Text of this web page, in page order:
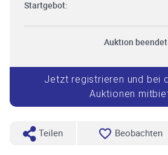
Startgebot:
Auktion beendet
Jetzt registrieren und bei
Auktionen
Teilen Beobachten